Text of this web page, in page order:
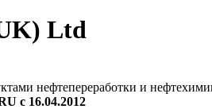
Ltd
нефтепереработки и
с 16.04.2012